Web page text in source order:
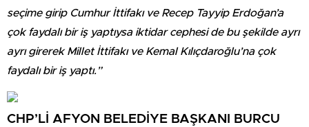
seçime girip Cumhur İttifakı ve Recep Tayyip Erdoğan’a
çok faydalı bir iş yaptıysa iktidar cephesi de bu şekilde ayrı
ayrı girerek Millet İttifakı ve Kemal Kılıçdaroğlu’na çok
faydalı bir iş yaptı.”
CHP’Lİ AFYON BELEDİYE BAŞKANI BURCU